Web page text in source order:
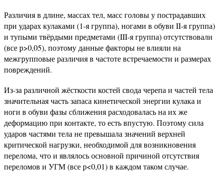
Различия в длине, массах тел, масс головы у пострадавших
при ударах кулаками (1-я группа), ногами в обуви II-я группа)
и тупыми твёрдыми предметами (III-я группа) отсутствовали
(все р>0,05), поэтому данные факторы не влияли на
межгрупповые различия в частоте встречаемости и размерах
повреждений.
Из-за различной жёсткости костей свода черепа и частей тела
значительная часть запаса кинетической энергии кулака и
ноги в обуви фазы сближения расходовалась на их же
деформацию при контакте, то есть впустую. Поэтому сила
ударов частями тела не превышала значений верхней
критической нагрузки, необходимой для возникновения
перелома, что и являлось основной причиной отсутствия
переломов и УГМ (все р<0,01) в каждом таком случае.